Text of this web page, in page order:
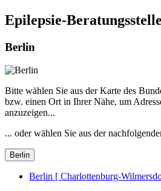
Epilepsie-
Berlin
Bitte wählen Sie aus der Karte des
bzw. einen Ort in Ihrer Nähe, um
anzuzeigen...
... oder wählen Sie aus der
Berlin
Berlin [ Charlottenburg-